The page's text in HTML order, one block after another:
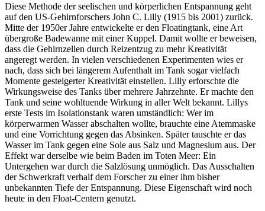
Diese Methode der seelischen und körperlichen Entspannung geht
auf den US-Gehirnforschers John C. Lilly (1915 bis 2001) zurück.
Mitte der 1950er Jahre entwickelte er den Floatingtank, eine Art
übergroße Badewanne mit einer Kuppel. Damit wollte er beweisen,
dass die Gehirnzellen durch Reizentzug zu mehr Kreativität
angeregt werden. In vielen verschiedenen Experimenten wies er
nach, dass sich bei längerem Aufenthalt im Tank sogar vielfach
Momente gesteigerter Kreativität einstellen. Lilly erforschte die
Wirkungsweise des Tanks über mehrere Jahrzehnte. Er machte den
Tank und seine wohltuende Wirkung in aller Welt bekannt. Lillys
erste Tests im Isolationstank waren umständlich: Wer im
körperwarmen Wasser abschalten wollte, brauchte eine Atemmaske
und eine Vorrichtung gegen das Absinken. Später tauschte er das
Wasser im Tank gegen eine Sole aus Salz und Magnesium aus. Der
Effekt war derselbe wie beim Baden im Toten Meer: Ein
Untergehen war durch die Salzlösung unmöglich. Das Ausschalten
der Schwerkraft verhalf dem Forscher zu einer ihm bisher
unbekannten Tiefe der Entspannung. Diese Eigenschaft wird noch
heute in den Float-Centern genutzt.